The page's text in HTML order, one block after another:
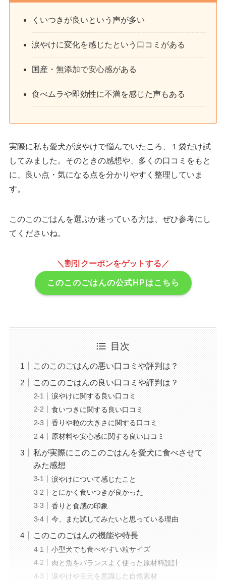
くいつきが良いという声が多い
涙やけに変化を感じたという口コミがある
国産・無添加で安心感がある
食べムラや即効性に不満を感じた声もある
実際に私も愛犬が涙やけで悩んでいたころ、１袋だけ試
してみました。そのときの感想や、多くの口コミをもと
に、良い点・気になる点を分かりやすく整理していま
す。
このこのごはんを選ぶか迷っている方は、ぜひ参考にし
てくださいね。
＼割引クーポンをゲットする／
このこのごはんの公式HPはこちら
目次
このこのごはんの悪い口コミや評判は？
このこのごはんの良い口コミや評判は？
涙やけに関する良い口コミ
食いつきに関する良い口コミ
香りや粒の大きさに関する口コミ
原材料や安心感に関する良い口コミ
私が実際にこのこのごはんを愛犬に食べさせて
みた感想
涙やけについて感じたこと
とにかく食いつきが良かった
香りと食感の印象
今、また試してみたいと思っている理由
このこのごはんの機能や特長
小型犬でも食べやすい粒サイズ
肉と魚をバランスよく使った原材料設計
涙やけや目元を意識した自然素材